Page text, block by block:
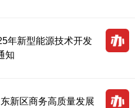
年新型能源技术开发
知
新区商务高质量发展